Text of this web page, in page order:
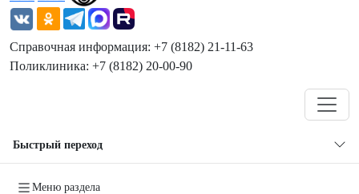
Справочная информация: +7 (8182) 21-11-63
Поликлиника: +7 (8182) 20-00-90
Быстрый переход
Меню раздела